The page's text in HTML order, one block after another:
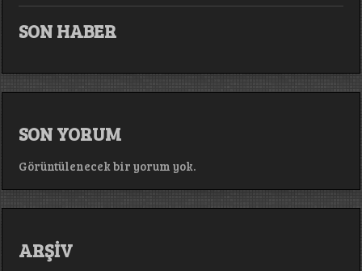
SON HABER
SON YORUM
Görüntülenecek bir yorum yok.
ARŞİV